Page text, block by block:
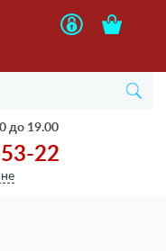
до 19.00
22